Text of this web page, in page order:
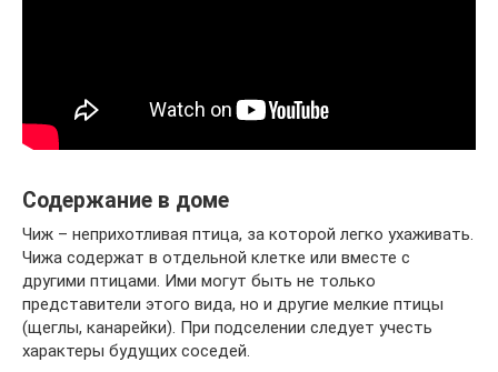
Содержание в доме
Чиж – неприхотливая птица, за которой легко ухаживать.
Чижа содержат в отдельной клетке или вместе с
другими птицами. Ими могут быть не только
представители этого вида, но и другие мелкие птицы
(щеглы, канарейки). При подселении следует учесть
характеры будущих соседей.